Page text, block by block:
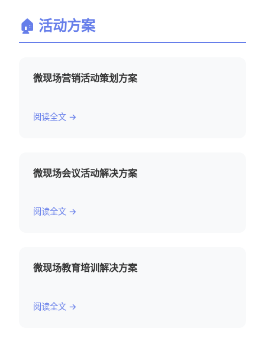
🏠 活动方案
微现场营销活动策划方案
阅读全文 →
微现场会议活动解决方案
阅读全文 →
微现场教育培训解决方案
阅读全文 →